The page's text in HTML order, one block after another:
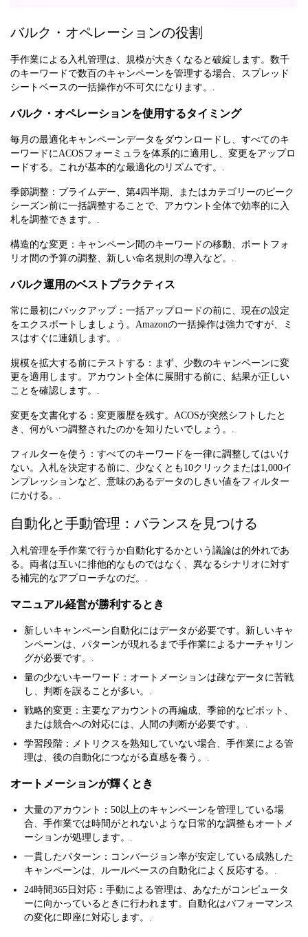
バルク・オペレーションの役割
手作業による入札管理は、規模が大きくなると破綻します。数千
のキーワードで数百のキャンペーンを管理する場合、スプレッド
シートベースの一括操作が不可欠になります。.
バルク・オペレーションを使用するタイミング
毎月の最適化キャンペーンデータをダウンロードし、すべてのキ
ーワードにACOSフォーミュラを体系的に適用し、変更をアップロ
ードする。これが基本的な最適化のリズムです。.
季節調整：プライムデー、第4四半期、またはカテゴリーのピーク
シーズン前に一括調整することで、アカウント全体で効率的に入
札を調整できます。.
構造的な変更：キャンペーン間のキーワードの移動、ポートフォ
リオ間の予算の調整、新しい命名規則の導入など。.
バルク運用のベストプラクティス
常に最初にバックアップ：一括アップロードの前に、現在の設定
をエクスポートしましょう。Amazonの一括操作は強力ですが、ミ
スはすぐに連鎖します。.
規模を拡大する前にテストする：まず、少数のキャンペーンに変
更を適用します。アカウント全体に展開する前に、結果が正しい
ことを確認します。.
変更を文書化する：変更履歴を残す。ACOSが突然シフトしたと
き、何がいつ調整されたのかを知りたいでしょう。.
フィルターを使う：すべてのキーワードを一律に調整してはいけ
ない。入札を決定する前に、少なくとも10クリックまたは1,000イ
ンプレッションなど、意味のあるデータのしきい値をフィルター
にかける。.
自動化と手動管理：バランスを見つける
入札管理を手作業で行うか自動化するかという議論は的外れであ
る。両者は互いに排他的なものではなく、異なるシナリオに対す
る補完的なアプローチなのだ。.
マニュアル経営が勝利するとき
新しいキャンペーン自動化にはデータが必要です。新しいキャ
ンペーンは、パターンが現れるまで手作業によるナーチャリン
グが必要です。.
量の少ないキーワード：オートメーションは疎なデータに苦戦
し、判断を誤ることが多い。.
戦略的変更：主要なアカウントの再編成、季節的なピボット、
または競合への対応には、人間の判断が必要です。.
学習段階：メトリクスを熟知していない場合、手作業による管
理は、後の自動化につながる直感を養う。.
オートメーションが輝くとき
大量のアカウント：50以上のキャンペーンを管理している場
合、手作業では時間がとれないような日常的な調整もオートメ
ーションが処理します。.
一貫したパターン：コンバージョン率が安定している成熟した
キャンペーンは、ルールベースの自動化によく反応する。.
24時間365日対応：手動による管理は、あなたがコンピュータ
ーに向かっているときに行われます。自動化はパフォーマンス
の変化に即座に対応します。.